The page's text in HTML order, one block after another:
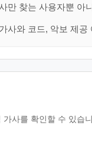
만 찾는 사용자뿐 아
사와 코드, 악보 제
가사를 확인할 수 있습